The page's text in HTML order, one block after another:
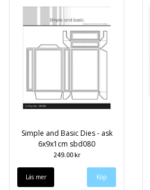
Simple and Basic Dies - ask
6x9x1cm sbd080
249.00 kr
Läs mer